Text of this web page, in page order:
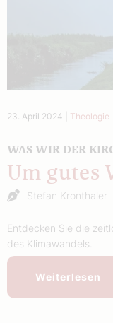
23. April 2024 Theologie
WAS WIR DER
Um gutes
Stefan Kronthaler
Entdecken Sie die
des Klimawandels.
Weiterlesen